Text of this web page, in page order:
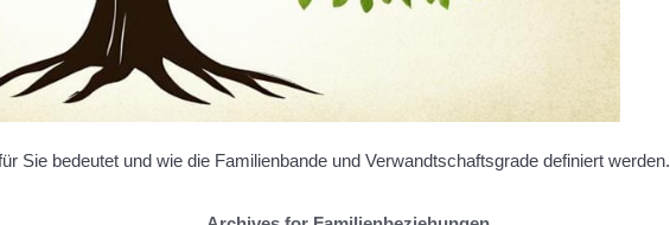
Sie bedeutet und wie die Familienbande und Verwandtschaftsgrade definiert werden.